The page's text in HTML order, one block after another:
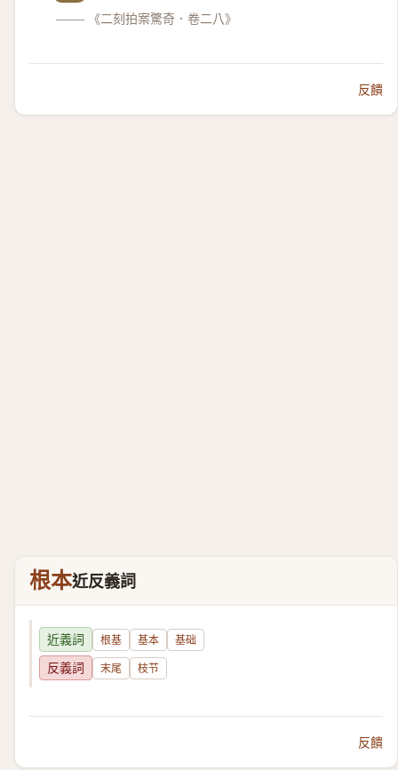
——
《二刻拍案驚奇．卷二八》
反饋
根本近反義詞
近義詞 根基 基本 基础
反義詞 末尾 枝节
反饋